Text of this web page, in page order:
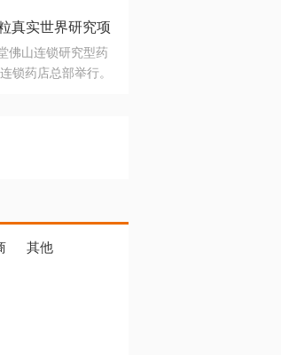
对接、终端运营
多肽与小核酸的技
壁垒，让“实验
让监管、产业、资
真实世界研究项
佛山连锁研究型药
锁药店总部举行。
其他